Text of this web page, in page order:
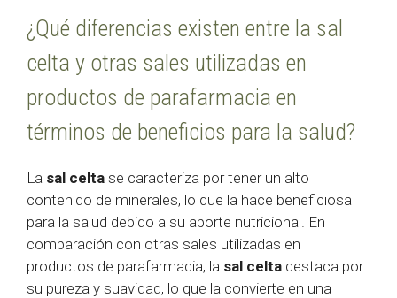
¿Qué diferencias existen entre la sal
celta y otras sales utilizadas en
productos de parafarmacia en
términos de beneficios para la salud?
La sal celta se caracteriza por tener un alto
contenido de minerales, lo que la hace beneficiosa
para la salud debido a su aporte nutricional. En
comparación con otras sales utilizadas en
productos de parafarmacia, la sal celta destaca por
su pureza y suavidad, lo que la convierte en una